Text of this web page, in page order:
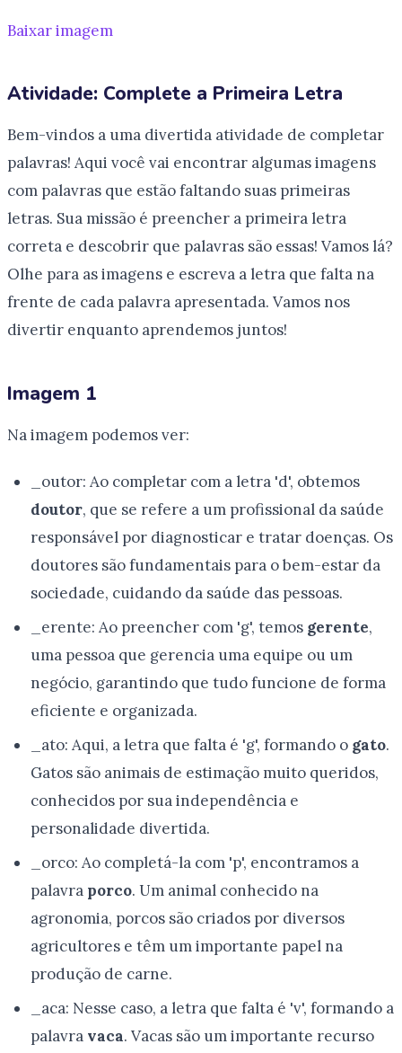
Baixar imagem
Atividade: Complete a Primeira Letra
Bem-vindos a uma divertida atividade de completar
palavras! Aqui você vai encontrar algumas imagens
com palavras que estão faltando suas primeiras
letras. Sua missão é preencher a primeira letra
correta e descobrir que palavras são essas! Vamos lá?
Olhe para as imagens e escreva a letra que falta na
frente de cada palavra apresentada. Vamos nos
divertir enquanto aprendemos juntos!
Imagem 1
Na imagem podemos ver:
_outor: Ao completar com a letra 'd', obtemos
doutor, que se refere a um profissional da saúde
responsável por diagnosticar e tratar doenças. Os
doutores são fundamentais para o bem-estar da
sociedade, cuidando da saúde das pessoas.
_erente: Ao preencher com 'g', temos gerente,
uma pessoa que gerencia uma equipe ou um
negócio, garantindo que tudo funcione de forma
eficiente e organizada.
_ato: Aqui, a letra que falta é 'g', formando o gato.
Gatos são animais de estimação muito queridos,
conhecidos por sua independência e
personalidade divertida.
_orco: Ao completá-la com 'p', encontramos a
palavra porco. Um animal conhecido na
agronomia, porcos são criados por diversos
agricultores e têm um importante papel na
produção de carne.
_aca: Nesse caso, a letra que falta é 'v', formando a
palavra vaca. Vacas são um importante recurso